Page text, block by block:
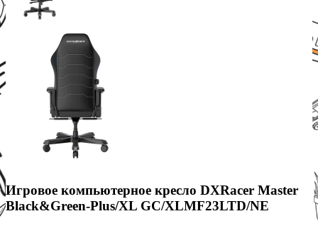
Игровое компьютерное кресло DXRacer Master
Black&Green-Plus/XL GC/XLMF23LTD/NE